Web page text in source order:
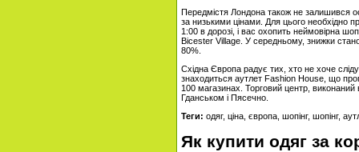
Передмістя Лондона також не залишився
за низькими цінами. Для цього необхідно
1:00 в дорозі, і вас охопить неймовірна
Bicester Village. У середньому, знижки
80%.
Східна Європа радує тих, хто не хоче
знаходиться аутлет Fashion House, що
100 магазинах. Торговий центр, виконаний в
Гданськом і Пясечно.
Теги: одяг, ціна, європа, шопінг, шопінг,
Як купити одяг за